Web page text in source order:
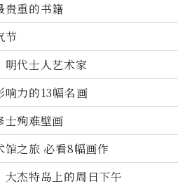
贵重的书籍
节
明代士人艺术家
响力的13幅名画
士殉难壁画
馆之旅 必看8幅画作
大杰特岛上的周日下午